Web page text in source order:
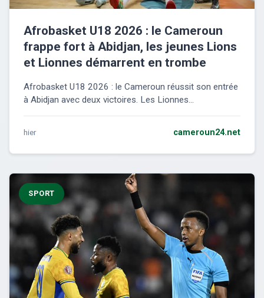
Afrobasket U18 2026 : le Cameroun
frappe fort à Abidjan, les jeunes Lions
et Lionnes démarrent en trombe
Afrobasket U18 2026 : le Cameroun réussit son entrée
à Abidjan avec deux victoires. Les Lionnes...
hier cameroun24.net
SPORT